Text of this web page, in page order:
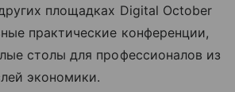
площадках Digital October
практические конференции,
столы для профессионалов из
экономики.